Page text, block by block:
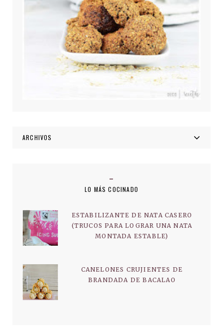
ARCHIVOS
LO MÁS COCINADO
ESTABILIZANTE DE NATA CASERO
(TRUCOS PARA LOGRAR UNA NATA
MONTADA ESTABLE)
CANELONES CRUJIENTES DE
BRANDADA DE BACALAO